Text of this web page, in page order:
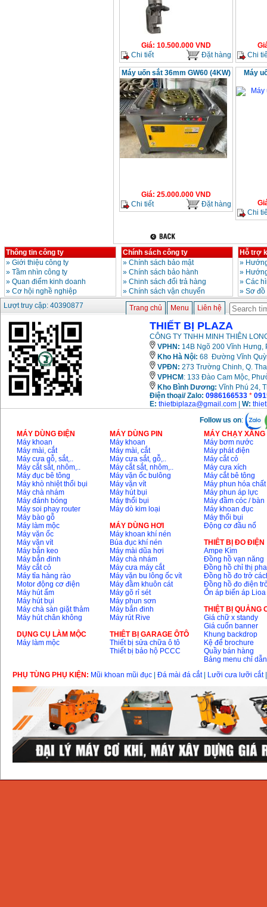
Giá: 10.500.000 VND
Chi tiết
Đặt hàng
Chi
Máy uốn sắt 36mm GW60 (4KW)
Giá: 25.000.000 VND
Chi tiết
Đặt hàng
Máy
Chi
Thông tin công ty
» Giới thiệu công ty
» Tầm nhìn công ty
» Quan điểm kinh doanh
» Cơ hội nghề nghiệp
Chính sách công ty
» Chính sách bảo mật
» Chính sách bảo hành
» Chinh sách đổi trả hàng
» Chính sách vận chuyển
Hỗ trợ
»
»
» Các
» Sơ
Lượt truy cập: 40390877
Trang chủ Menu Liên hệ
THIẾT BỊ PLAZA
CÔNG TY TNHH MINH THIÊN
VPHN: 14B Ngõ 200 Vĩnh Hưng,
Kho Hà Nội: 68 Đường Vĩnh
VPĐN: 273 Trường Chinh, Q.
VPHCM : 133 Đào Cam Mộc,
Kho Bình Dương: Vĩnh Phú 24,
Điện thoại/ Zalo: 0986166533 *
E: thietbiplaza@gmail.com W:
Follow us on:
MÁY DÙNG ĐIỆN
Máy khoan
Máy mài, cắt
Máy cưa gỗ, sắt,..
Máy cắt sắt, nhôm,..
Máy đục bê tông
Máy khò nhiệt thổi bụi
Máy chà nhám
Máy đánh bóng
Máy soi phay router
Máy bào gỗ
Máy làm mộc
Máy vặn ốc
Máy vặn vít
Máy bắn keo
Máy bắn đinh
Máy cắt cỏ
Máy tỉa hàng rào
Motor động cơ điện
Máy hút ẩm
Máy hút bụi
Máy chà sàn giặt thảm
Máy hút chân không
DỤNG CỤ LÀM MỘC
Máy làm mộc
MÁY DÙNG PIN
Máy khoan
Máy mài, cắt
Máy cưa sắt, gỗ,..
Máy cắt sắt, nhôm,..
Máy vặn ốc bulông
Máy vặn vít
Máy hút bụi
Máy thổi bụi
Máy dò kim loại
MÁY DÙNG HƠI
Máy khoan khí nén
Búa đục khí nén
Máy mài dũa hơi
Máy chà nhám
Máy cưa máy cắt
Máy vặn bu lông ốc vít
Máy đầm khuôn cát
Máy gõ rỉ sét
Máy phun sơn
Máy bắn đinh
Máy rút Rive
THIÊT BỊ GARAGE ÔTÔ
Thiết bị sửa chữa ô tô
Thiết bị bảo hộ PCCC
MÁY CHẠY
Máy bơm nước
Máy phát điện
Máy cắt cỏ
Máy cưa xích
Máy cắt bê tông
Máy phun hóa chất
Máy phun áp lực
Máy đầm cóc / bàn
Máy khoan đục
Máy thổi bụi
Động cơ đầu nổ
THIÊT BỊ ĐO ĐIỆN
Ampe Kìm
Đồng hồ vạn năng
Đồng hồ chỉ thị pha
Đồng hồ đo trở
Đồng hồ đo điện
Ổn áp biến áp Lioa
THIỆT BỊ QUẢNG
Giá chữ x standy
Giá cuốn banner
Khung backdrop
Kệ để brochure
Quầy bán hàng
Bảng menu chỉ dẫn
PHỤ TÙNG PHỤ KIỆN: Mũi khoan mũi đục Đá mài đá cắt| Lưỡi cưa lưỡi cắt